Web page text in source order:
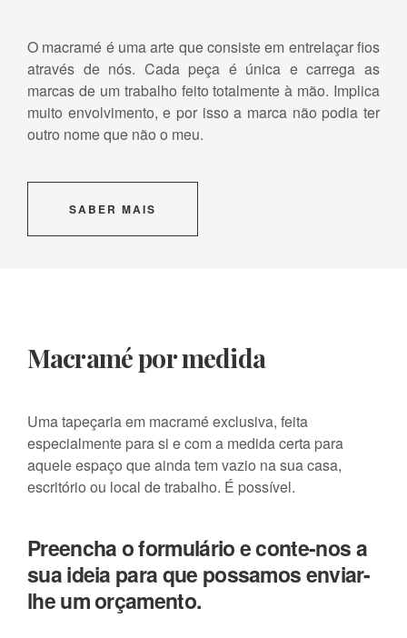
O macramé é uma arte que consiste em entrelaçar fios
através de nós. Cada peça é única e carrega as
marcas de um trabalho feito totalmente à mão. Implica
muito envolvimento, e por isso a marca não podia ter
outro nome que não o meu.
SABER MAIS
Macramé por medida
Uma tapeçaria em macramé exclusiva, feita
especialmente para si e com a medida certa para
aquele espaço que ainda tem vazio na sua casa,
escritório ou local de trabalho. É possível.
Preencha o formulário e conte-nos a
sua ideia para que possamos enviar-
lhe um orçamento.